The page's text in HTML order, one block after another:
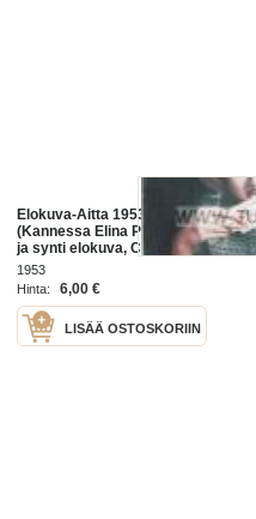
Elokuva-Aitta 1953 nr 24
(Kannessa Elina Pohjanpää) Mies
ja synti elokuva, Coletten kuuluisat
jalat, elokuva-arvosteluja mm.
Niagara (kuva Marilyn), joulu tulee
1953
Hinta:
6,00 €
LISÄÄ OSTOSKORIIN